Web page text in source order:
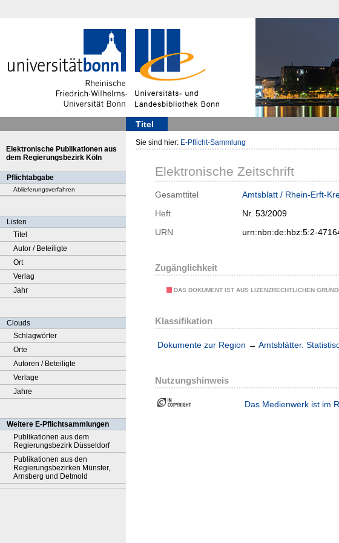
Titel
Elektronische Publikationen aus
dem Regierungsbezirk Köln
Pflichtabgabe
Ablieferungsverfahren
Listen
Titel
Autor / Beteiligte
Ort
Verlag
Jahr
Clouds
Schlagwörter
Orte
Autoren / Beteiligte
Verlage
Jahre
Weitere E-Pflichtsammlungen
Publikationen aus dem
Regierungsbezirk Düsseldorf
Publikationen aus den
Regierungsbezirken Münster,
Arnsberg und Detmold
Sie sind hier: E-Pflicht-Sammlung
Elektronische Zeitschrift
Gesamttitel
Amtsblatt / Rhein-Erft-
Heft
Nr. 53/2009
URN
urn:nbn:de:hbz:5:2-
Zugänglichkeit
DAS DOKUMENT IST AUS LIZENZRECHTLICHEN
Klassifikation
Dokumente zur Region → Amtsblätter.
Nutzungshinweis
Das Medienwerk ist im